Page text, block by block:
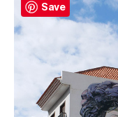
Save